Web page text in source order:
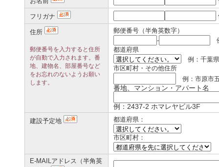
フリガナ
住所
郵便番号を入力すると住所
が自動で入力されます。番
地、建物名、部屋番号など
をお忘れのないようお願い
します。
郵便番号（半角英数字）
-
都道府県
例：千葉県
市区町村・その他住所
例：市原市
番地、マンション・アパート名
例：2437-2 ホマレヤビル3F
建設予定地 都道府県：
市区町村：
E-MAILアドレス（半角英